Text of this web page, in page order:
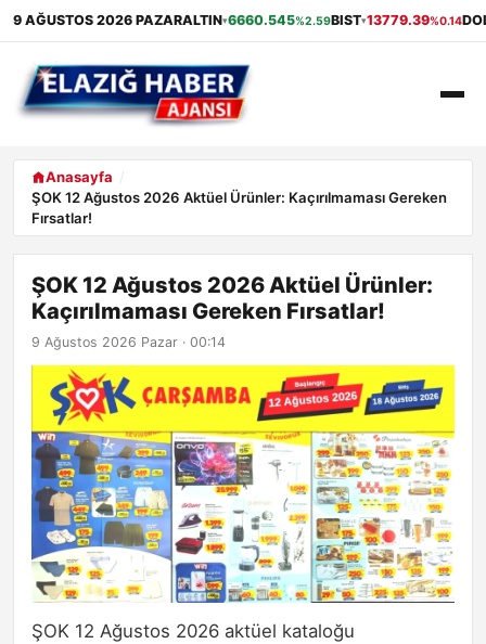
9 AĞUSTOS 2026 PAZARALTIN▾6660.545%2.59BIST▾13779.39%0.14
ANASAYFA
GÜNDEM
SAĞLIK
ALIŞVERIŞ
Anasayfa
ŞOK 12 Ağustos 2026 Aktüel Ürünler: Kaçırılmaması Gereken
Fırsatlar!
ŞOK 12 Ağustos 2026 Aktüel Ürünler:
Kaçırılmaması Gereken Fırsatlar!
9 Ağustos 2026 Pazar · 00:14
ŞOK 12 Ağustos 2026 aktüel kataloğu